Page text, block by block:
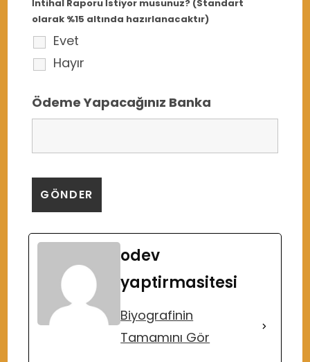
İntihal Raporu İstiyor musunuz? (Standart
olarak %15 altında hazırlanacaktır)
Evet
Hayır
Ödeme Yapacağınız Banka
odev
yaptirmasitesi
Biyografinin
Tamamını Gör